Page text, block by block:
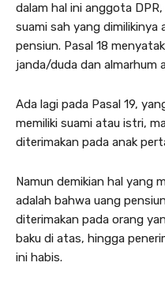
dalam hal ini anggota
suami sah yang dimilikinya
pensiun. Pasal 18
janda/duda dan almarhum
Ada lagi pada Pasal 19,
memiliki suami atau istri,
diterimakan pada anak
Namun demikian hal yang
adalah bahwa uang
diterimakan pada orang
baku di atas, hingga
ini habis.